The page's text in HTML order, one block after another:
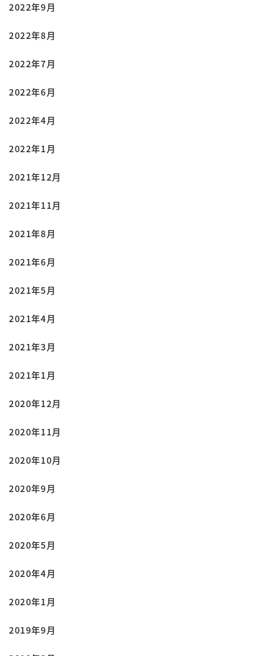
2022年9月
2022年8月
2022年7月
2022年6月
2022年4月
2022年1月
2021年12月
2021年11月
2021年8月
2021年6月
2021年5月
2021年4月
2021年3月
2021年1月
2020年12月
2020年11月
2020年10月
2020年9月
2020年6月
2020年5月
2020年4月
2020年1月
2019年9月